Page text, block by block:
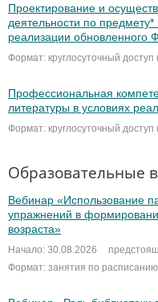
Проектирование и
деятельности по
реализации
Формат: круглосуточный
Профессиональная
литературы в условиях
Формат: круглосуточный
Образовательные
Вебинар «Использование
упражнений в
возраста»
Начало: 30.08.2026
Формат: занятия по